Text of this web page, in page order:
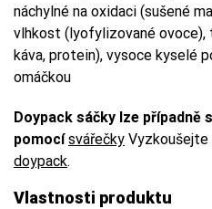
náchylné na oxidaci (sušené
vlhkost (lyofylizované ovoce),
káva, protein), vysoce kyselé
omáčkou
Doypack sáčky lze případně
pomocí svářečky
doypack.
Vlastnosti produktu